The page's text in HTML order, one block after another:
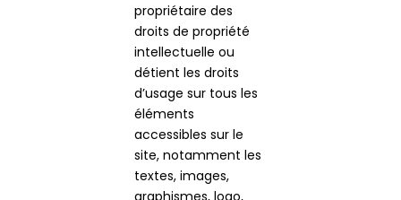
propriétaire des
droits de propriété
intellectuelle ou
détient les droits
d’usage sur tous les
éléments
accessibles sur le
site, notamment les
textes, images,
graphismes, logo,